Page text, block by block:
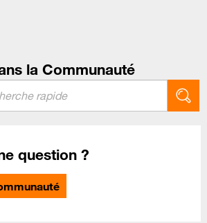
la Communauté
question ?